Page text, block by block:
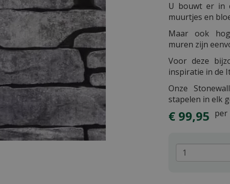
U bouwt er in
muurtjes en
Maar ook
muren zijn
Voor deze
inspiratie in de
Onze
stapelen in elk
€ 99,95 per